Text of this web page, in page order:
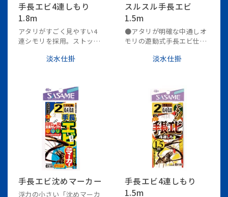
手長エビ4連しもり
1.8m
アタリがすごく見やすい4
連シモリを採用。ストッパ
スムーズ。淡水仕掛
スルスル手長エビ
1.5m
●アタリが明確な中通しオ
モリの遊動式手長エビ仕
●アタリウキ調整はアバウ
トでOK、ストッパー付で移
●ハリス結節は簡単ハリス
止め仕様・スペア鈎２本付
淡水仕掛
手長エビ沈めマーカー
浮力の小さい「沈めマーカ
手長エビ4連しもり
1.5m